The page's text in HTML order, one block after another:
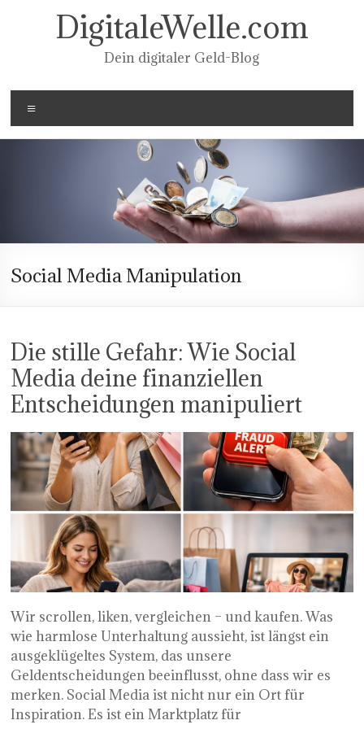
springenDigitaleWelle.com
Dein digitaler Geld-Blog
Social Media Manipulation
Die stille Gefahr: Wie Social
Media deine finanziellen
Entscheidungen manipuliert
Wir scrollen, liken, vergleichen – und kaufen. Was
wie harmlose Unterhaltung aussieht, ist längst ein
ausgeklügeltes System, das unsere
Geldentscheidungen beeinflusst, ohne dass wir es
merken. Social Media ist nicht nur ein Ort für
Inspiration. Es ist ein Marktplatz für